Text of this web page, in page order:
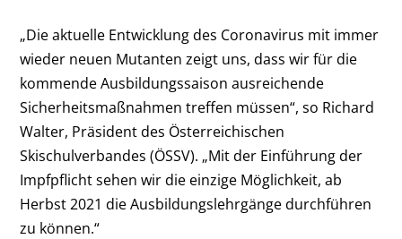
„Die aktuelle Entwicklung des Coronavirus mit immer
wieder neuen Mutanten zeigt uns, dass wir für die
kommende Ausbildungssaison ausreichende
Sicherheitsmaßnahmen treffen müssen“, so Richard
Walter, Präsident des Österreichischen
Skischulverbandes (ÖSSV). „Mit der Einführung der
Impfpflicht sehen wir die einzige Möglichkeit, ab
Herbst 2021 die Ausbildungslehrgänge durchführen
zu können.“